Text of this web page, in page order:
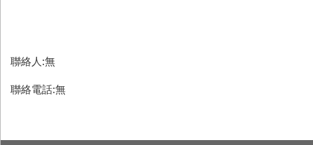
聯絡人:無
聯絡電話:無